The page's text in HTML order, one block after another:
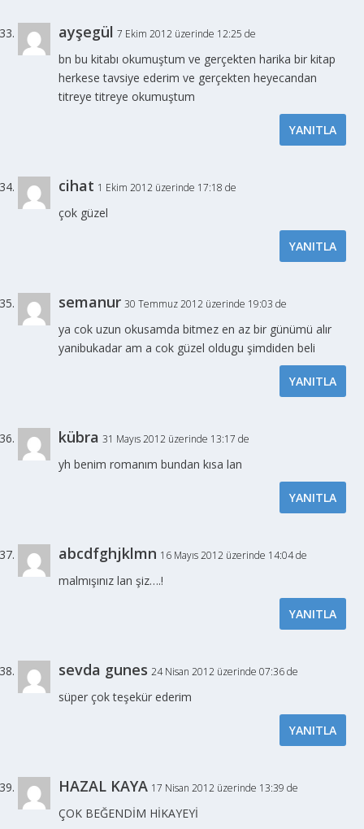
ayşegül 7 Ekim 2012 üzerinde 12:25 de
bn bu kitabı okumuştum ve gerçekten harika bir kitap
herkese tavsiye ederim ve gerçekten heyecandan
titreye titreye okumuştum
YANITLA
cihat 1 Ekim 2012 üzerinde 17:18 de
çok güzel
YANITLA
semanur 30 Temmuz 2012 üzerinde 19:03 de
ya cok uzun okusamda bitmez en az bir günümü alır
yanibukadar am a cok güzel oldugu şimdiden beli
YANITLA
kübra 31 Mayıs 2012 üzerinde 13:17 de
yh benim romanım bundan kısa lan
YANITLA
abcdfghjklmn 16 Mayıs 2012 üzerinde 14:04 de
malmışınız lan şiz….!
YANITLA
sevda gunes 24 Nisan 2012 üzerinde 07:36 de
süper çok teşekür ederim
YANITLA
HAZAL KAYA 17 Nisan 2012 üzerinde 13:39 de
ÇOK BEĞENDİM HİKAYEYİ